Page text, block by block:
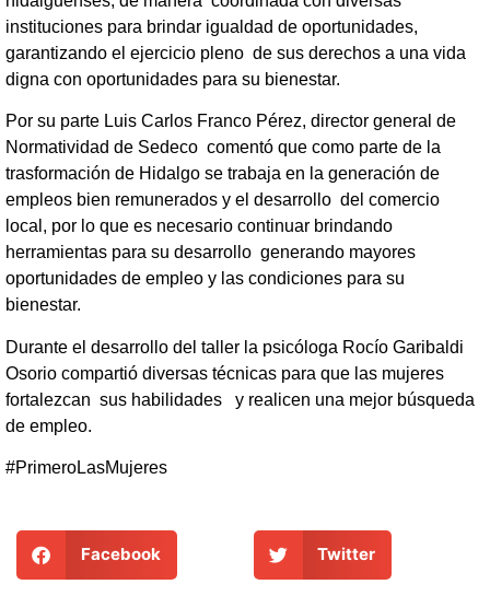
instituciones para brindar igualdad de oportunidades,
garantizando el ejercicio pleno de sus derechos a una vida
digna con oportunidades para su bienestar.
Por su parte Luis Carlos Franco Pérez, director general de
Normatividad de Sedeco comentó que como parte de la
trasformación de Hidalgo se trabaja en la generación de
empleos bien remunerados y el desarrollo del comercio
local, por lo que es necesario continuar brindando
herramientas para su desarrollo generando mayores
oportunidades de empleo y las condiciones para su
bienestar.
Durante el desarrollo del taller la psicóloga Rocío Garibaldi
Osorio compartió diversas técnicas para que las mujeres
fortalezcan sus habilidades y realicen una mejor búsqueda
de empleo.
#PrimeroLasMujeres
Facebook Twitter